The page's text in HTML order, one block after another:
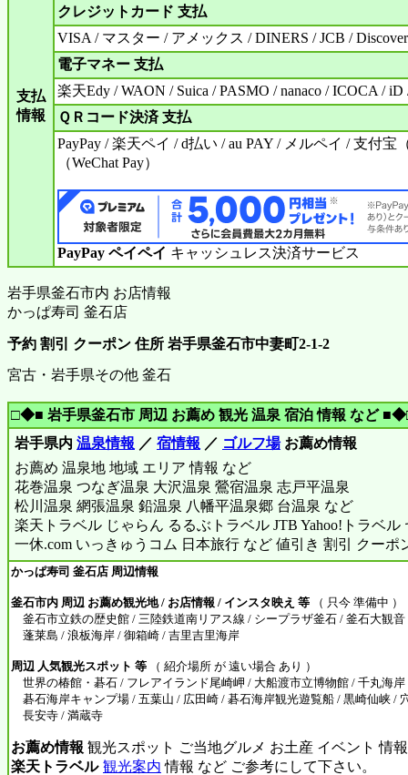
支払
情報
クレジットカード 支払
VISA / マスター / アメックス / DINERS / JCB /
電子マネー 支払
楽天Edy / WAON / Suica / PASMO / nanaco / ICOCA / iD
ＱＲコード決済 支払
PayPay / 楽天ペイ / d払い / au PAY / メルペイ / 支付宝
（WeChat Pay）
PayPay ペイペイ キャッシュレス決済サービス
岩手県釜石市内 お店情報
かっぱ寿司 釜石店
予約 割引 クーポン 住所 岩手県釜石市中妻町2-1-2
宮古・岩手県その他 釜石
□◆■ 岩手県釜石市 周辺 お薦め 観光 温泉 宿泊 情報 など
岩手県内 温泉情報 ／ 宿情報 ／ ゴルフ場お薦め情報
お薦め 温泉地 地域 エリア 情報 など
花巻温泉 つなぎ温泉 大沢温泉 鶯宿温泉 志戸平温泉
松川温泉 網張温泉 鉛温泉 八幡平温泉郷 台温泉 など
楽天トラベル じゃらん るるぶトラベル JTB Yahoo!トラベル
一休.com いっきゅうコム 日本旅行 など 値引き 割引 クーポ
かっぱ寿司 釜石店 周辺情報
釜石市内 周辺 お薦め観光地 / お店情報 / インスタ映え 等 （ 只今 準備中 ）
釜石市立鉄の歴史館 / 三陸鉄道南リアス線 / シープラザ釜石 / 釜石大観音
蓬莱島 / 浪板海岸 / 御箱崎 / 吉里吉里海岸
周辺 人気観光スポット 等 （ 紹介場所 が 遠い場合 あり ）
世界の椿館・碁石 / フレアイランド尾崎岬 / 大船渡市立博物館 / 千丸海岸
碁石海岸キャンプ場 / 五葉山 / 広田崎 / 碁石海岸観光遊覧船 / 黒崎仙峡 /
長安寺 / 満蔵寺
お薦め情報 観光スポット ご当地グルメ お土産 イベント 情
楽天トラベル 観光案内 情報 など ご参考にして下さい。